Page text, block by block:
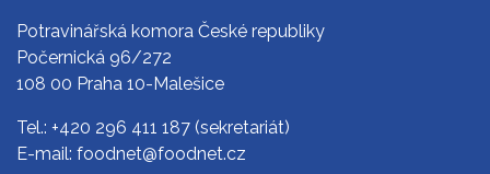
Potravinářská komora České republiky
Počernická 96/272
108 00 Praha 10-Malešice
Tel.: +420 296 411 187 (sekretariát)
E-mail: foodnet@foodnet.cz